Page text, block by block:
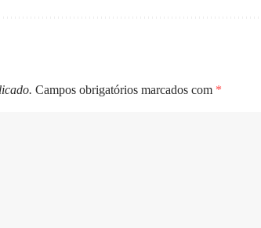
Campos obrigatórios marcados com *